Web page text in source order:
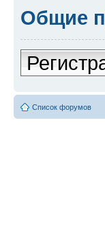
Общие
Список форумов